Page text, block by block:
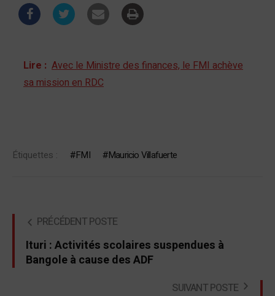
Lire : Avec le Ministre des finances, le FMI achève
sa mission en RDC
Étiquettes : FMI Mauricio Villafuerte
PRÉCÉDENT POSTE
Ituri : Activités scolaires suspendues à
Bangole à cause des ADF
SUIVANT POSTE